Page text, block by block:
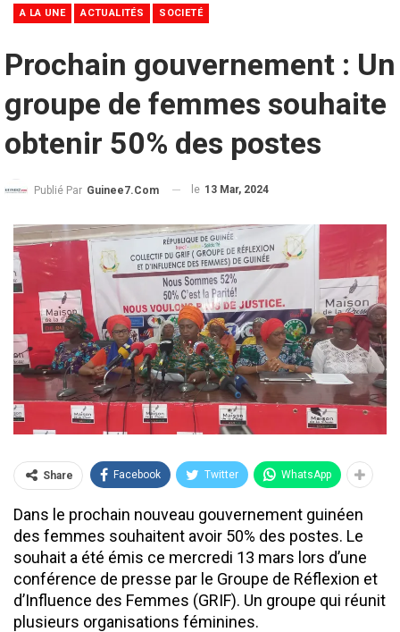
A LA UNE ACTUALITÉS SOCIETÉ
Prochain gouvernement : Un
groupe de femmes souhaite
obtenir 50% des postes
Publié Par Guinee7.com le 13 Mar, 2024
Share Facebook Twitter WhatsApp
Dans le prochain nouveau gouvernement guinéen
des femmes souhaitent avoir 50% des postes. Le
souhait a été émis ce mercredi 13 mars lors d’une
conférence de presse par le Groupe de Réflexion et
d’Influence des Femmes (GRIF). Un groupe qui réunit
plusieurs organisations féminines.